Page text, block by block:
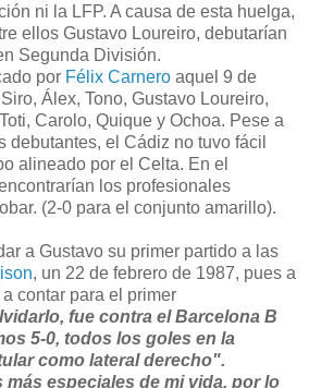
ni la LFP. A causa de esta huelga,
ellos Gustavo Loureiro, debutarían
Segunda División.
por Félix Carnero aquel 9 de
Álex, Tono, Gustavo Loureiro,
Carolo, Quique y Ochoa. Pese a
debutantes, el Cádiz no tuvo fácil
alineado por el Celta. En el
los profesionales
(2-0 para el conjunto amarillo).
a Gustavo su primer partido a las
, un 22 de febrero de 1987, pues a
contar para el primer
fue contra el Barcelona B
5-0, todos los goles en la
como lateral derecho".
especiales de mi vida, por lo